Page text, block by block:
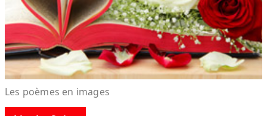
Les poèmes en images